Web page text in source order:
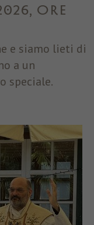
ore
e siamo lieti di
a un
speciale.